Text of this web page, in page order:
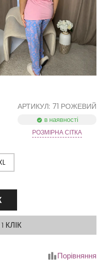
АРТИКУЛ: 71 РОЖЕВИЙ
в наявності
РОЗМІРНА СІТКА
КЛІК
Порівняння